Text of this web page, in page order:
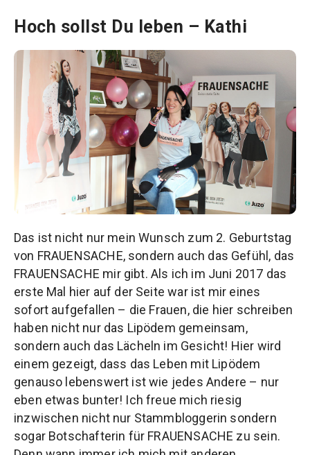
Hoch sollst Du leben – Kathi
Das ist nicht nur mein Wunsch zum 2. Geburtstag
von FRAUENSACHE, sondern auch das Gefühl, das
FRAUENSACHE mir gibt. Als ich im Juni 2017 das
erste Mal hier auf der Seite war ist mir eines
sofort aufgefallen – die Frauen, die hier schreiben
haben nicht nur das Lipödem gemeinsam,
sondern auch das Lächeln im Gesicht! Hier wird
einem gezeigt, dass das Leben mit Lipödem
genauso lebenswert ist wie jedes Andere – nur
eben etwas bunter! Ich freue mich riesig
inzwischen nicht nur Stammbloggerin sondern
sogar Botschafterin für FRAUENSACHE zu sein.